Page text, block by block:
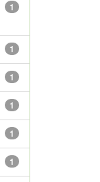
1
1
1
1
1
1